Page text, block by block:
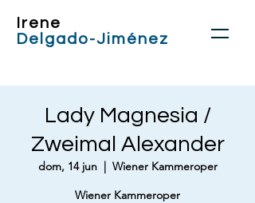
Irene
Delgado-Jiménez
Lady Magnesia /
Zweimal Alexander
dom, 14 jun
  |
Wiener Kammeroper
Wiener Kammeroper